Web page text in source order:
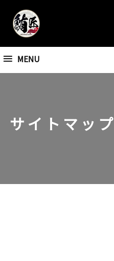
MENU
サイトマップ